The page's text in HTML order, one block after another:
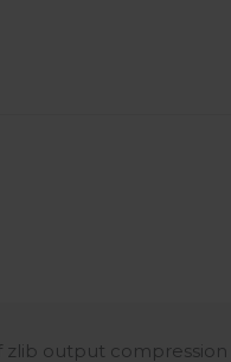
zlib output compression